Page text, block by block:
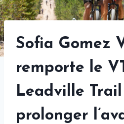
Sofia Gomez
remporte le
Leadville
prolonger